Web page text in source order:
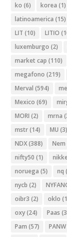
ko (6) korea (1)
latinoamerica (15)
LIT (10) LITIO
luxemburgo (2)
market cap (110)
megafono (219)
Merval (594)
Mexico (69)
MORI (2) mrna
mstr(14) MU (3)
NDX(388) Nem
nifty50 (1)
noruega (5) nq
nycb (2)
oibr3 (2) oklo
oxy(24) Paas
Pam (57) PANW